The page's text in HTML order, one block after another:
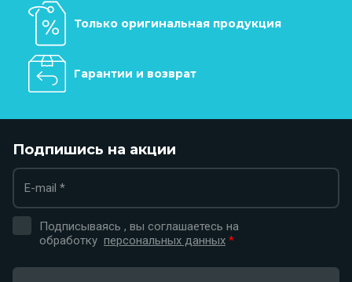
Только оригинальная продукция
Гарантии и возврат
Подпишись на акции
Подписываясь , вы соглашаетесь на
обработку персональных данных *